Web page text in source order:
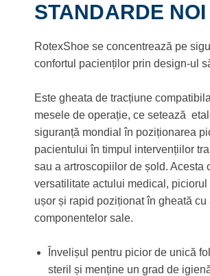
STANDARDE NOI
RotexShoe se concentrează pe
confortul pacienților prin design-ul
Este gheata de tracțiune
mesele de operație, ce setează
siguranță mondial în poziționarea
pacientului în timpul intervențiilor
sau a artroscopiilor de șold. Acesta
versatilitate actului medical, piciorul
ușor și rapid poziționat în gheată cu
componentelor sale.
Învelișul pentru picior de unică
steril și menține un grad de